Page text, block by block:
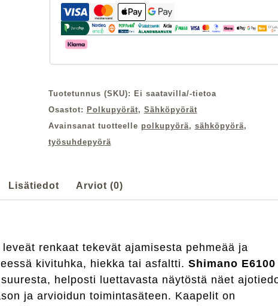
Tuotetunnus (SKU):
Ei saatavilla/-tietoa
Osastot:
Polkupyörät, Sähköpyörät
Avainsanat tuotteelle polkupyörä, sähköpyörä,
työsuhdepyörä
Lisätiedot Arviot (0)
renkaat tekevät ajamisesta pehmeää ja
kivituhka, hiekka tai asfaltti.Shimano E6100
helposti luettavasta näytöstä näet
ja arvioidun toimintasäteen. Kaapelit on